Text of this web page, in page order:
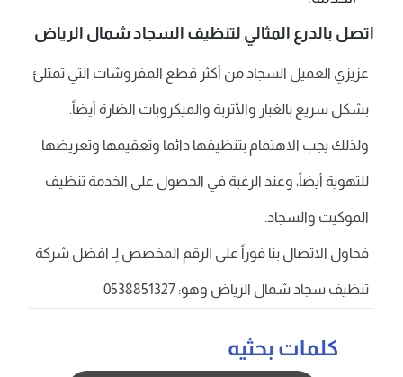
اتصل بالدرع المثالي لتنظيف السجاد شمال الرياض
عزيزي العميل السجاد من أكثر قطع المفروشات التي تمتلئ
بشكل سريع بالغبار والأتربة والميكروبات الضارة أيضاً.
ولذلك يجب الاهتمام بتنظيفها دائما وتعقيمها وتعريضها
للتهوية أيضاً، وعند الرغبة في الحصول على الخدمة تنظيف
الموكيت والسجاد.
فحاول الاتصال بنا فوراً على الرقم المخصص لِـ افضل شركة
تنظيف سجاد شمال الرياض وهو: 0538851327
كلمات بحثيه